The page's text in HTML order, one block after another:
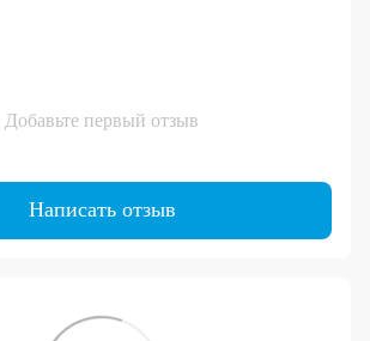
Добавьте первый отзыв
Написать отзыв